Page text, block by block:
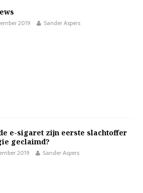
2019 Sander Aspers
e-sigaret zijn eerste slachtoffer
geclaimd?
2019 Sander Aspers